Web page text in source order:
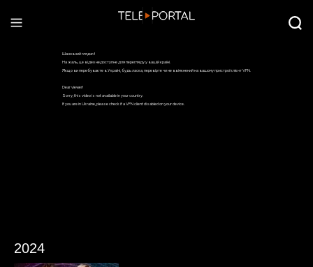
2024